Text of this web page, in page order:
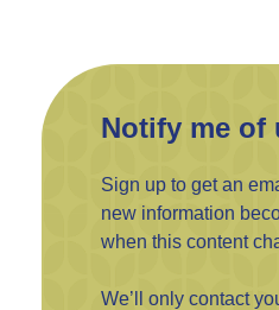
Notify me of
Sign up to get an
new information
when this content
We’ll only contact